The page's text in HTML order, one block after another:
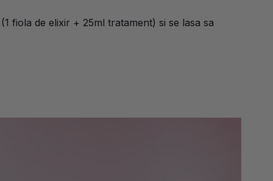
fiola de elixir + 25ml tratament) si se lasa sa